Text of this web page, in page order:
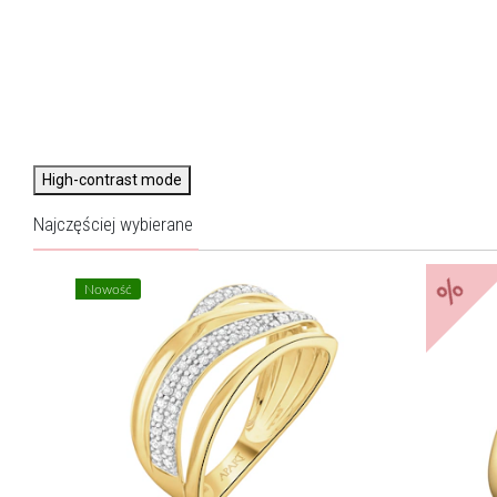
High-contrast mode
Najczęściej wybierane
Nowość %